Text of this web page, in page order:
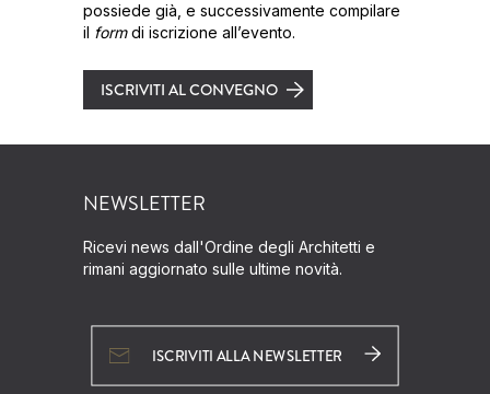
possiede già, e successivamente compilare
il formdi iscrizione all’evento.
ISCRIVITI AL CONVEGNO
NEWSLETTER
Ricevi news dall'Ordine degli Architetti e
rimani aggiornato sulle ultime novità.
ISCRIVITI ALLA NEWSLETTER